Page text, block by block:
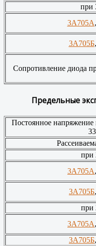
при
3А705А,
3А705Б,
Сопротивление диода
Предельные
Постоянное напряжение
при
3А705А,
3А705Б,
при
3А705А,
3А705Б,